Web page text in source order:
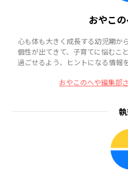
おやこ
心も体も大きく成長する幼児期か
個性が出てきて、子育てに悩むこ
過ごせるよう、ヒントになる情報
おやこのへや編集部